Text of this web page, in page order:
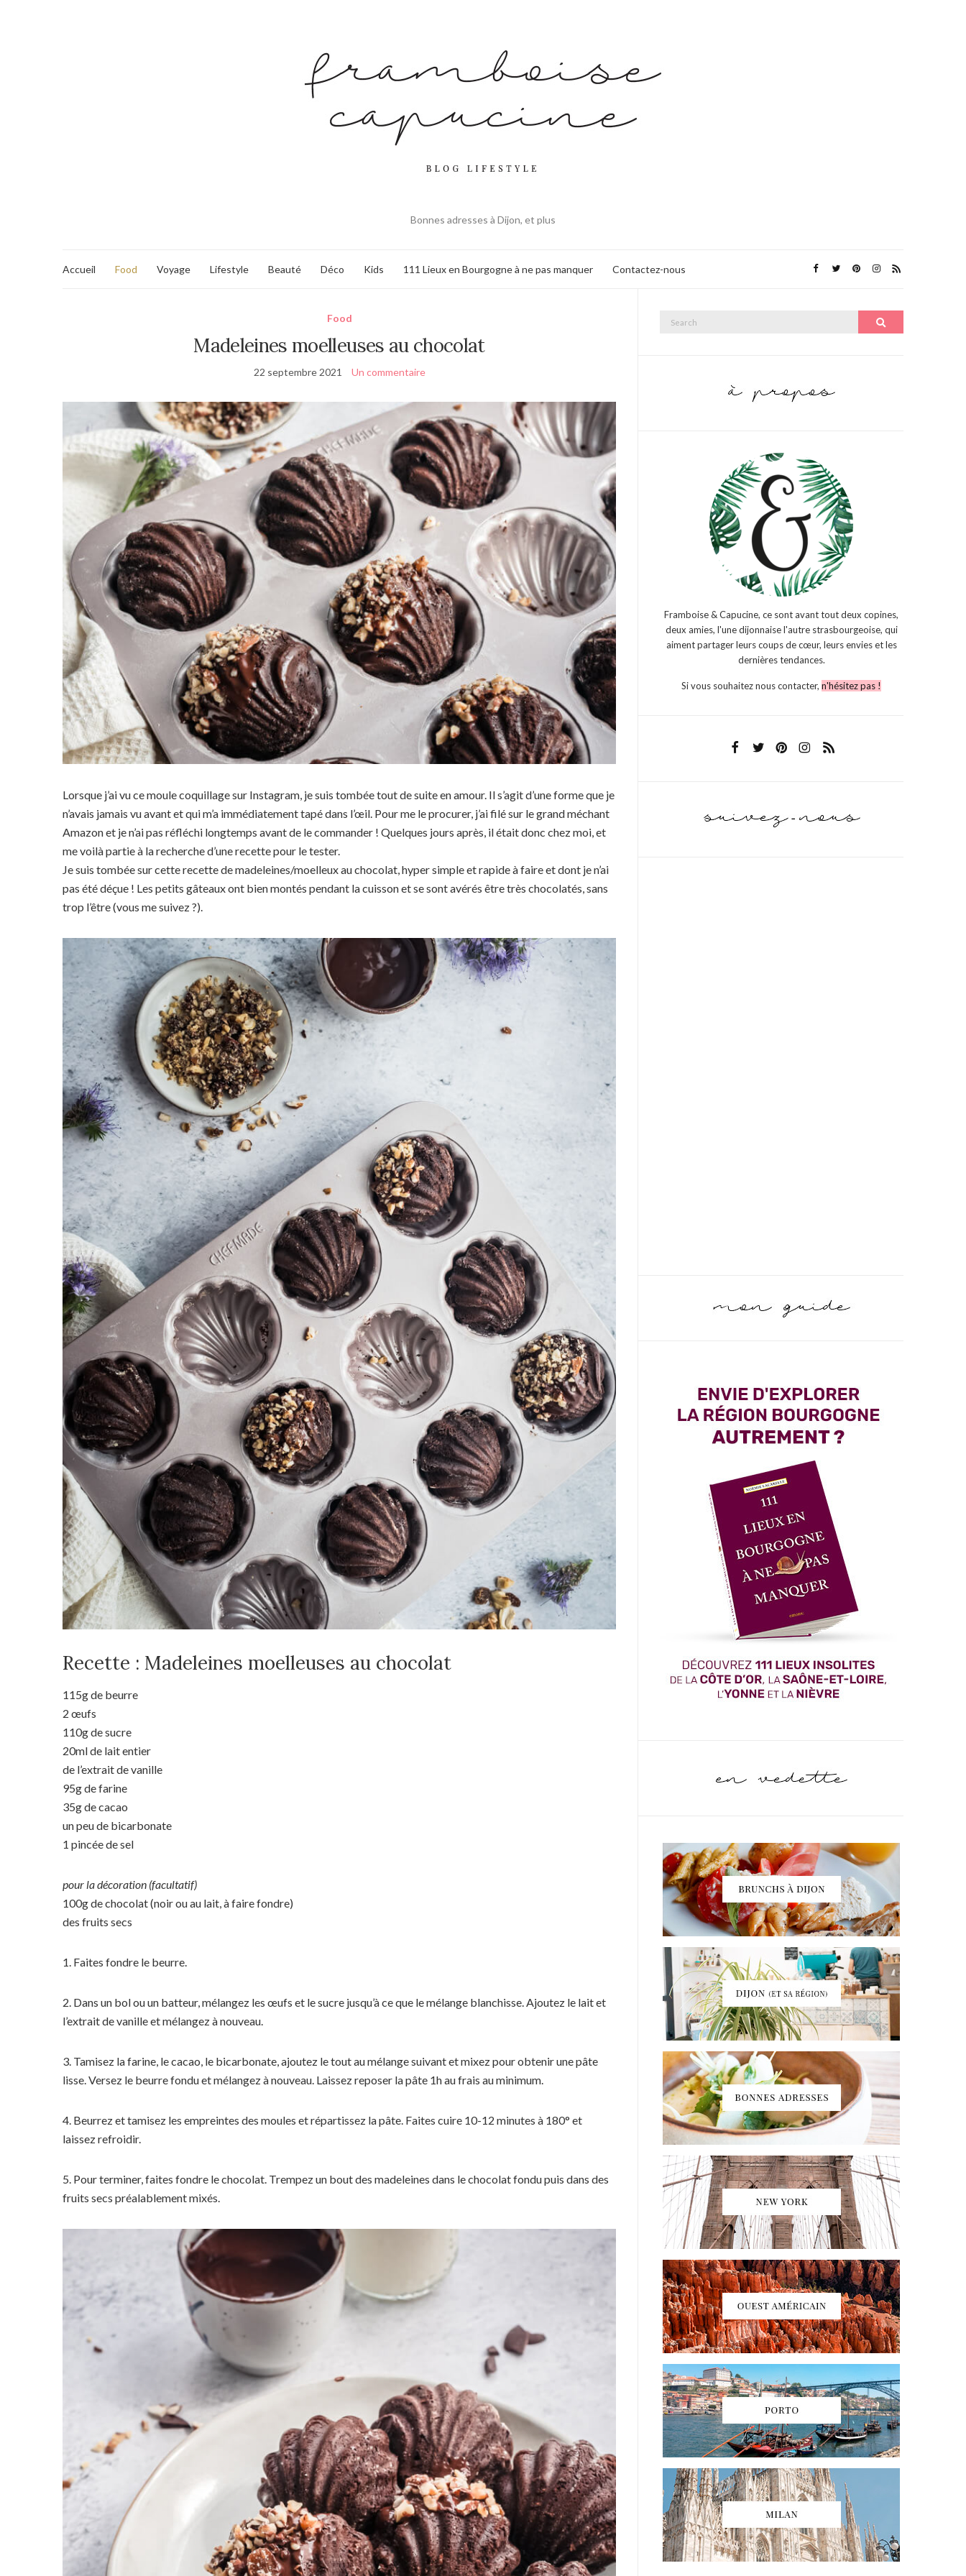
Bonnes adresses à Dijon, et plus
Accueil Food Voyage Lifestyle Beauté Déco Kids 111 Lieux en Bourgogne à ne pas manquer Contactez-nous
Food
Madeleines moelleuses au chocolat
22 septembre 2021 Un commentaire
Lorsque j’ai vu ce moule coquillage sur Instagram, je suis tombée tout de suite en amour. Il s’agit d’une forme que je
n’avais jamais vu avant et qui m’a immédiatement tapé dans l’œil. Pour me le procurer, j’ai filé sur le grand méchant
Amazon et je n’ai pas réfléchi longtemps avant de le commander ! Quelques jours après, il était donc chez moi, et
me voilà partie à la recherche d’une recette pour le tester.
Je suis tombée sur cette recette de madeleines/moelleux au chocolat, hyper simple et rapide à faire et dont je n’ai
pas été déçue ! Les petits gâteaux ont bien montés pendant la cuisson et se sont avérés être très chocolatés, sans
trop l’être (vous me suivez ?).
Recette : Madeleines moelleuses au chocolat
115g de beurre
2 œufs
110g de sucre
20ml de lait entier
de l’extrait de vanille
95g de farine
35g de cacao
un peu de bicarbonate
1 pincée de sel
pour la décoration (facultatif)
100g de chocolat (noir ou au lait, à faire fondre)
des fruits secs
1. Faites fondre le beurre.
2. Dans un bol ou un batteur, mélangez les œufs et le sucre jusqu’à ce que le mélange blanchisse. Ajoutez le lait et
l’extrait de vanille et mélangez à nouveau.
3. Tamisez la farine, le cacao, le bicarbonate, ajoutez le tout au mélange suivant et mixez pour obtenir une pâte
lisse. Versez le beurre fondu et mélangez à nouveau. Laissez reposer la pâte 1h au frais au minimum.
4. Beurrez et tamisez les empreintes des moules et répartissez la pâte. Faites cuire 10-12 minutes à 180° et
laissez refroidir.
5. Pour terminer, faites fondre le chocolat. Trempez un bout des madeleines dans le chocolat fondu puis dans des
fruits secs préalablement mixés.
Search
Framboise & Capucine, ce sont avant tout deux copines,
deux amies, l'une dijonnaise l'autre strasbourgeoise, qui
aiment partager leurs coups de cœur, leurs envies et les
dernières tendances.
Si vous souhaitez nous contacter,n'hésitez pas !